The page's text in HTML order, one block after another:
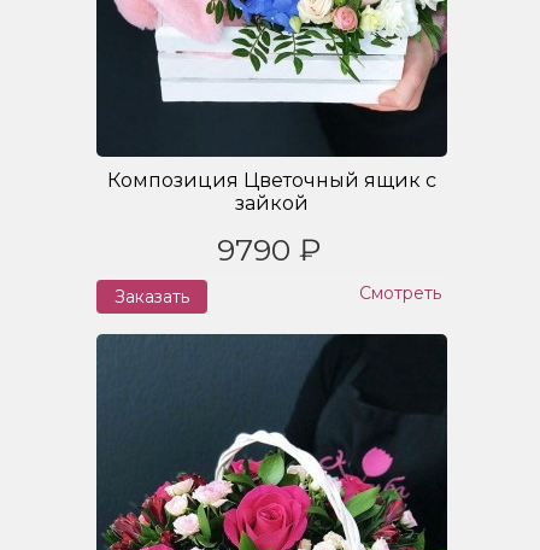
Композиция Цветочный ящик с
зайкой
9790 ₽
Заказать Смотреть